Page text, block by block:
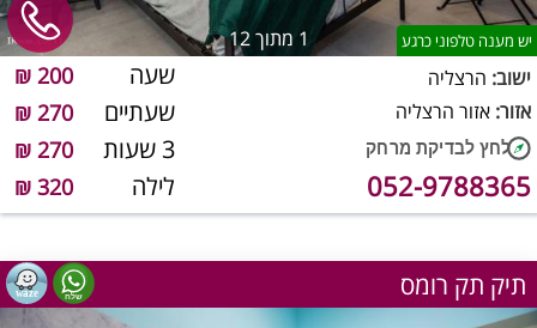
1 מתוך 12 יש מענה טלפוני כרגע
שעה 200 ₪
שעתיים 270 ₪
3 שעות 270 ₪
לילה 320 ₪
ישוב: הרצליה
אזור: אזור הרצליה
052-9788365
תיק תק רומס